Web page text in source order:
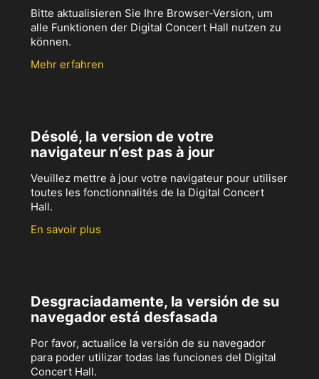
Bitte aktualisieren Sie Ihre Browser-Version, um
alle Funktionen der Digital Concert Hall nutzen zu
können.
Mehr erfahren
Désolé, la version de votre
navigateur n’est pas à jour
Veuillez mettre à jour votre navigateur pour utiliser
toutes les fonctionnalités de la Digital Concert
Hall.
En savoir plus
Desgraciadamente, la versión de su
navegador está desfasada
Por favor, actualice la versión de su navegador
para poder utilizar todas las funciones del Digital
Concert Hall.